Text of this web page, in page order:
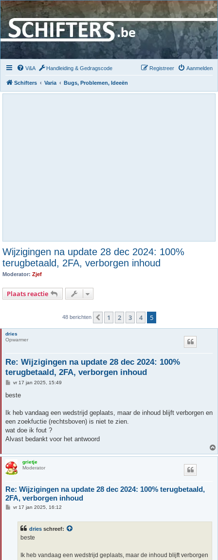
V&A Handleiding & Gedragscode Aanmelden
Registreer
Schifters Varia Bugs, Problemen, Ideeën
Wijzigingen na update 28 dec 2024: 100%
terugbetaald, 2FA, verborgen inhoud
Moderator: Zjef
Plaats reactie
48 berichten Vorige
1 2 3 4 5
dries
Opwarmer
Re: Wijzigingen na update 28 dec 2024: 100%
terugbetaald, 2FA, verborgen inhoud
B
r
h
vr 17 jan 2025, 15:49
beste
Ik heb vandaag een wedstrijd geplaats, maar de inhoud blijft verborgen en
een zoekfuctie (rechtsboven) is niet te zien.
wat doe ik fout ?
Alvast bedankt voor het antwoord
grietje
Moderator
Re: Wijzigingen na update 28 dec 2024: 100% terugbetaald,
2FA, verborgen inhoud
Bvr 17 jan 2025, 16:12
dries schreef:
beste
Ik heb vandaag een wedstrijd geplaats, maar de inhoud blijft verborgen